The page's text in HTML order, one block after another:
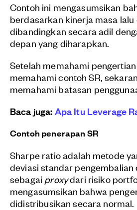
Contoh ini mengasumsikan
berdasarkan kinerja masa
dibandingkan secara adil
depan yang diharapkan.
Setelah memahami pengertian
memahami contoh SR,
memahami batasan
Baca juga:Apa Itu Leverage
Contoh penerapan SR
Sharpe ratio adalah metode
deviasi standar
sebagai proxydari risiko
mengasumsikan bahwa
didistribusikan secara normal.